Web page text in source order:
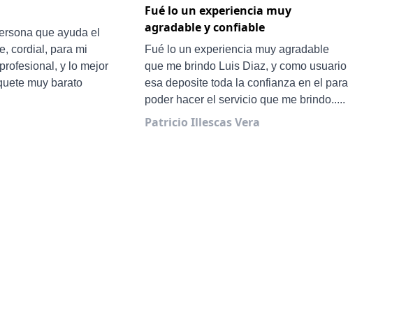
que ayuda el
cordial, para mi
y lo mejor
muy barato
Fué lo un experiencia muy
agradable y confiable
Fué lo un experiencia muy agradable
que me brindo Luis Diaz, y como usuario
esa deposite toda la confianza en el para
poder hacer el servicio que me brindo.....
Patricio Illescas Vera